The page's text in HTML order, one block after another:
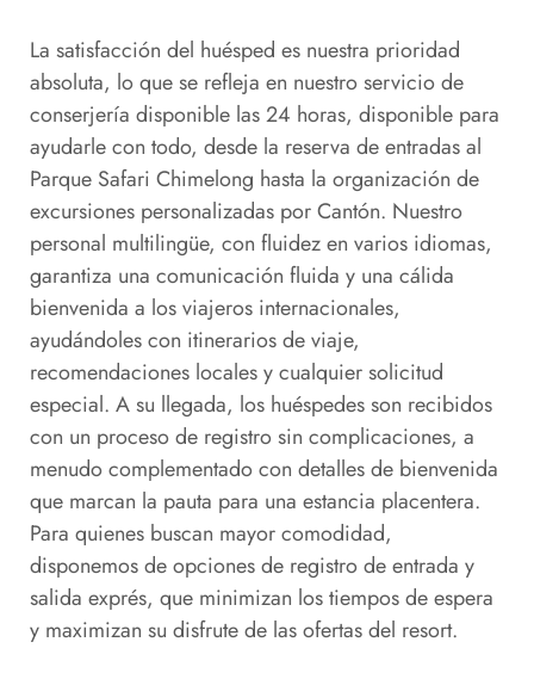
La satisfacción del huésped es nuestra prioridad
absoluta, lo que se refleja en nuestro servicio de
conserjería disponible las 24 horas, disponible para
ayudarle con todo, desde la reserva de entradas al
Parque Safari Chimelong hasta la organización de
excursiones personalizadas por Cantón. Nuestro
personal multilingüe, con fluidez en varios idiomas,
garantiza una comunicación fluida y una cálida
bienvenida a los viajeros internacionales,
ayudándoles con itinerarios de viaje,
recomendaciones locales y cualquier solicitud
especial. A su llegada, los huéspedes son recibidos
con un proceso de registro sin complicaciones, a
menudo complementado con detalles de bienvenida
que marcan la pauta para una estancia placentera.
Para quienes buscan mayor comodidad,
disponemos de opciones de registro de entrada y
salida exprés, que minimizan los tiempos de espera
y maximizan su disfrute de las ofertas del resort.